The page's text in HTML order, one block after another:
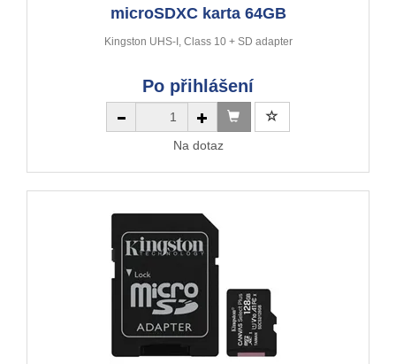
microSDXC karta 64GB
Kingston UHS-I, Class 10 + SD adapter
Po přihlášení
Na dotaz